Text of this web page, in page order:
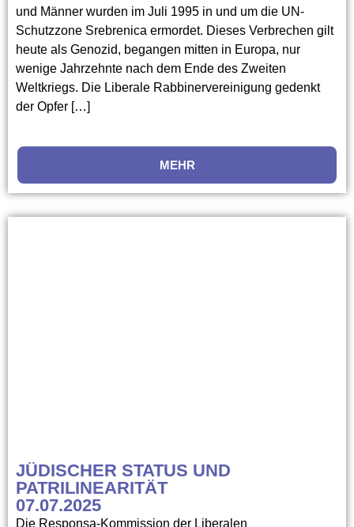
und Männer wurden im Juli 1995 in und um die UN-
Schutzzone Srebrenica ermordet. Dieses Verbrechen gilt
heute als Genozid, begangen mitten in Europa, nur
wenige Jahrzehnte nach dem Ende des Zweiten
Weltkriegs. Die Liberale Rabbinervereinigung gedenkt
der Opfer […]
MEHR
JÜDISCHER STATUS UND
PATRILINEARITÄT
07.07.2025
Die Responsa-Kommission der Liberalen